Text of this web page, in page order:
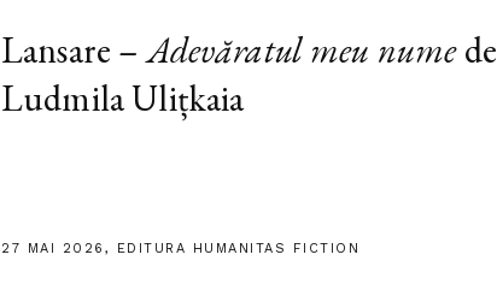
Lansare –Adevăratul meu numede
Ludmila Ulițkaia
27 MAI 2026, EDITURA HUMANITAS FICTION